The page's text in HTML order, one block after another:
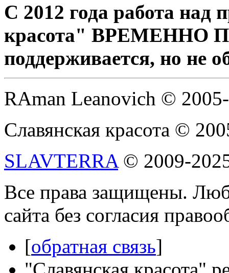
С 2012 года работа над
красота" ВРЕМЕННО
поддерживается, но не
RAman Leanovich ©
Славянская красота ©
SLAVTERRA© 2009-
Все права защищены.
сайта без согласия
[обратная связь]